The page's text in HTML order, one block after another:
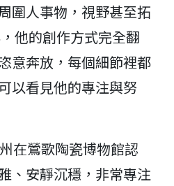
圍人事物，視野甚至拓
他的創作方式完全翻
意奔放，每個細節裡都
以看見他的專注與努
在鶯歌陶瓷博物館認
、安靜沉穩，非常專注